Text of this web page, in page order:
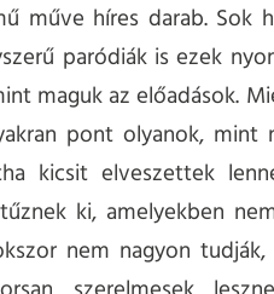
műve híres darab. Sok
paródiák is ezek
maguk az előadások.
pont olyanok, mint
kicsit elveszettek
ki, amelyekben
nem nagyon